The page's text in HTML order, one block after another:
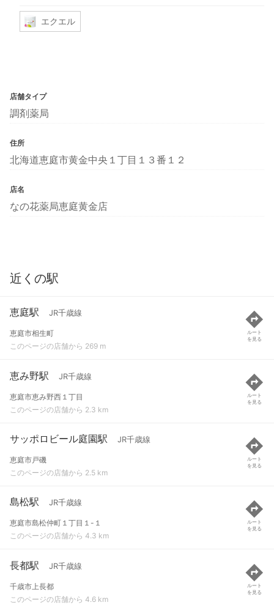
エクエル
店舗タイプ
調剤薬局
住所
北海道恵庭市黄金中央１丁目１３番１２
店名
なの花薬局恵庭黄金店
近くの駅
恵庭駅 JR千歳線
恵庭市相生町
このページの店舗から 269 m
ルート
を見る
恵み野駅 JR千歳線
恵庭市恵み野西１丁目
このページの店舗から 2.3 km
ルート
を見る
サッポロビール庭園駅 JR千歳線
恵庭市戸磯
このページの店舗から 2.5 km
ルート
を見る
島松駅 JR千歳線
恵庭市島松仲町１丁目１-１
このページの店舗から 4.3 km
ルート
を見る
長都駅 JR千歳線
千歳市上長都
このページの店舗から 4.6 km
ルート
を見る